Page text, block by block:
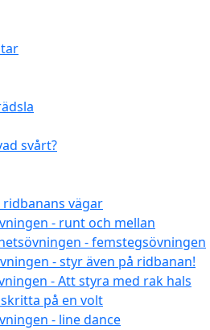
svårt?
vägar
- runt och mellan
- femstegsövningen
- styr även på ridbanan!
- Att styra med rak hals
på en volt
- line dance